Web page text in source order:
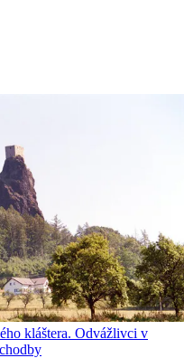
kláštera. Odvážlivci v